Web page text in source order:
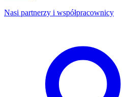
Nasi partnerzy i współpracownicy